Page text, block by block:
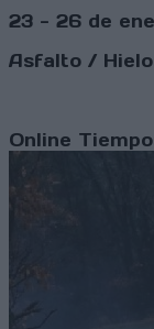
23 - 26 de
Asfalto /
Online